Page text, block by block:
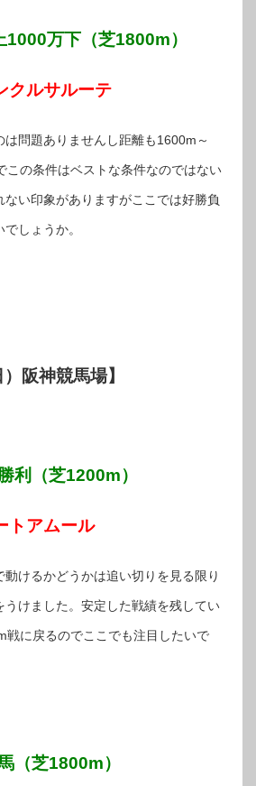
万下（芝1800m）
ルサルーテ
は問題ありませんし距離も1600m～
この条件はベストな条件なのではない
ない印象がありますがここでは好勝負
しょうか。
阪神競馬場】
（芝1200m）
アムール
けるかどうかは追い切りを見る限り
うけました。安定した戦績を残してい
戦に戻るのでここでも注目したいで
（芝1800m）